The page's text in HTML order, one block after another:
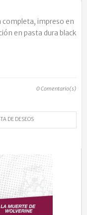
completa, impreso en
en pasta dura black
0Comentario(s)
DE DESEOS